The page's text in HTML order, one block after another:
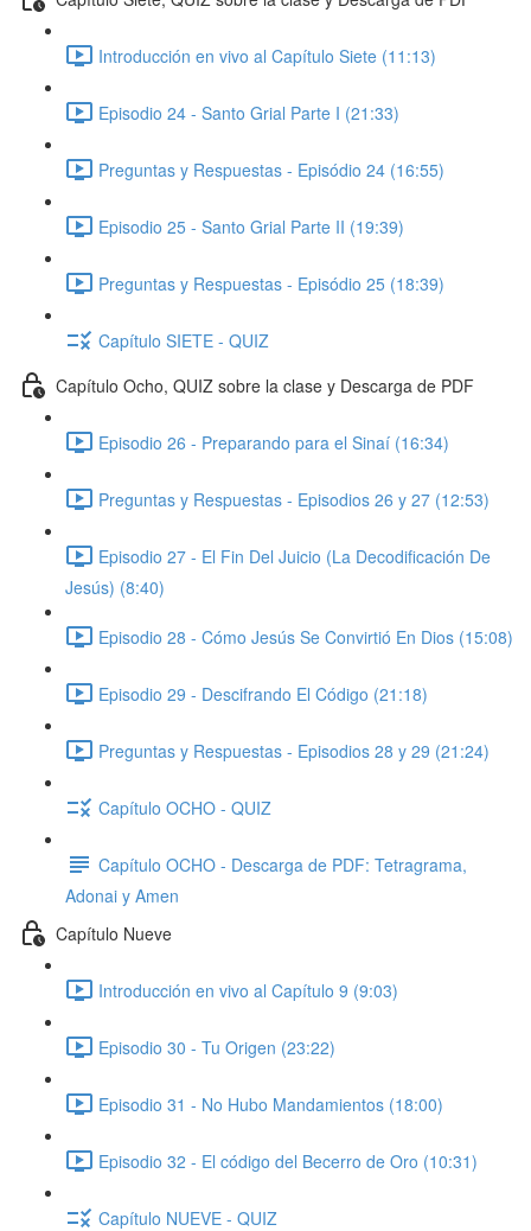
Introducción en vivo al Capítulo Siete (11:13)
Episodio 24 - Santo Grial Parte I (21:33)
Preguntas y Respuestas - Episódio 24 (16:55)
Episodio 25 - Santo Grial Parte II (19:39)
Preguntas y Respuestas - Episódio 25 (18:39)
Capítulo SIETE - QUIZ
Capítulo Ocho, QUIZ sobre la clase y Descarga de PDF
Episodio 26 - Preparando para el Sinaí (16:34)
Preguntas y Respuestas - Episodios 26 y 27 (12:53)
Episodio 27 - El Fin Del Juicio (La Decodificación De
Jesús) (8:40)
Episodio 28 - Cómo Jesús Se Convirtió En Dios (15:08)
Episodio 29 - Descifrando El Código (21:18)
Preguntas y Respuestas - Episodios 28 y 29 (21:24)
Capítulo OCHO - QUIZ
Capítulo OCHO - Descarga de PDF: Tetragrama,
Adonai y Amen
Capítulo Nueve
Introducción en vivo al Capítulo 9 (9:03)
Episodio 30 - Tu Origen (23:22)
Episodio 31 - No Hubo Mandamientos (18:00)
Episodio 32 - El código del Becerro de Oro (10:31)
Capítulo NUEVE - QUIZ